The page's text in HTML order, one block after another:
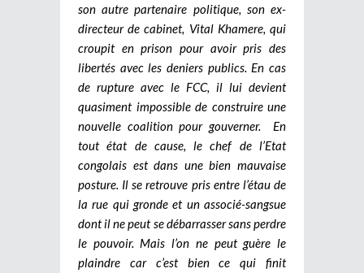
son autre partenaire politique, son ex-
directeur de cabinet, Vital Khamere, qui
croupit en prison pour avoir pris des
libertés avec les deniers publics. En cas
de rupture avec le FCC, il lui devient
quasiment impossible de construire une
nouvelle coalition pour gouverner. En
tout état de cause, le chef de l’Etat
congolais est dans une bien mauvaise
posture. Il se retrouve pris entre l’étau de
la rue qui gronde et un associé-sangsue
dont il ne peut se débarrasser sans perdre
le pouvoir. Mais l’on ne peut guère le
plaindre car c’est bien ce qui finit